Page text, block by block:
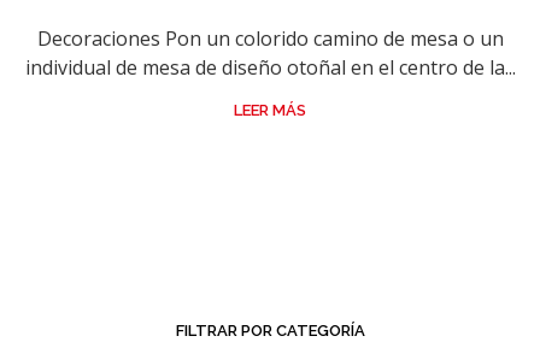
Decoraciones Pon un colorido camino de mesa o un
individual de mesa de diseño otoñal en el centro de la...
LEER MÁS
FILTRAR POR CATEGORÍA